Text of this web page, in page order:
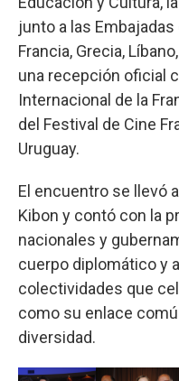
junto a las Embajadas
Francia, Grecia,
una recepción oficial
Internacional de la
del Festival de Cine
Uruguay.
El encuentro se llevó
Kibon y contó con la
nacionales y
cuerpo diplomático y
colectividades que
como su enlace
diversidad.